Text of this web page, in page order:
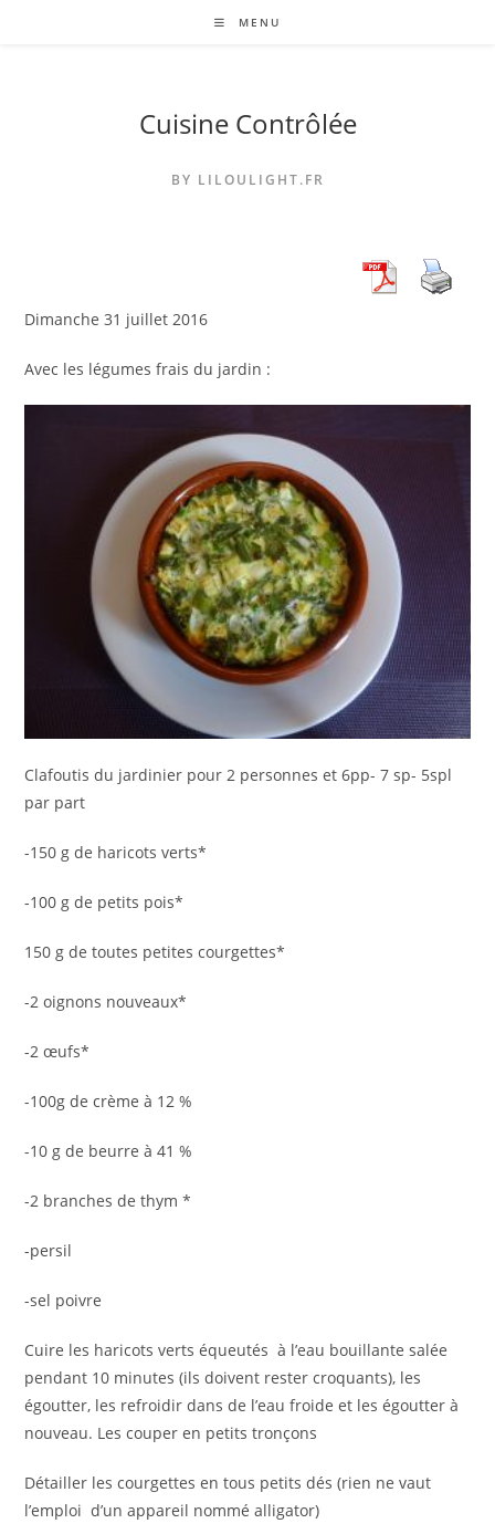
MENU
Cuisine Contrôlée
BY LILOULIGHT.FR
Dimanche 31 juillet 2016
Avec les légumes frais du jardin :
Clafoutis du jardinier pour 2 personnes et 6pp- 7 sp- 5spl
par part
-150 g de haricots verts*
-100 g de petits pois*
150 g de toutes petites courgettes*
-2 oignons nouveaux*
-2 œufs*
-100g de crème à 12 %
-10 g de beurre à 41 %
-2 branches de thym *
-persil
-sel poivre
Cuire les haricots verts équeutés à l’eau bouillante salée
pendant 10 minutes (ils doivent rester croquants), les
égoutter, les refroidir dans de l’eau froide et les égoutter à
nouveau. Les couper en petits tronçons
Détailler les courgettes en tous petits dés (rien ne vaut
l’emploi d’un appareil nommé alligator)